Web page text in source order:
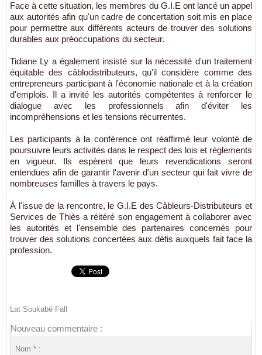
Face à cette situation, les membres du G.I.E ont lancé un appel
aux autorités afin qu'un cadre de concertation soit mis en place
pour permettre aux différents acteurs de trouver des solutions
durables aux préoccupations du secteur.
Tidiane Ly a également insisté sur la nécessité d'un traitement
équitable des câblodistributeurs, qu'il considère comme des
entrepreneurs participant à l'économie nationale et à la création
d'emplois. Il a invité les autorités compétentes à renforcer le
dialogue avec les professionnels afin d'éviter les
incompréhensions et les tensions récurrentes.
Les participants à la conférence ont réaffirmé leur volonté de
poursuivre leurs activités dans le respect des lois et règlements
en vigueur. Ils espèrent que leurs revendications seront
entendues afin de garantir l'avenir d'un secteur qui fait vivre de
nombreuses familles à travers le pays.
À l'issue de la rencontre, le G.I.E des Câbleurs-Distributeurs et
Services de Thiès a réitéré son engagement à collaborer avec
les autorités et l'ensemble des partenaires concernés pour
trouver des solutions concertées aux défis auxquels fait face la
profession.
Lat Soukabé Fall
Nouveau commentaire :
Nom * :